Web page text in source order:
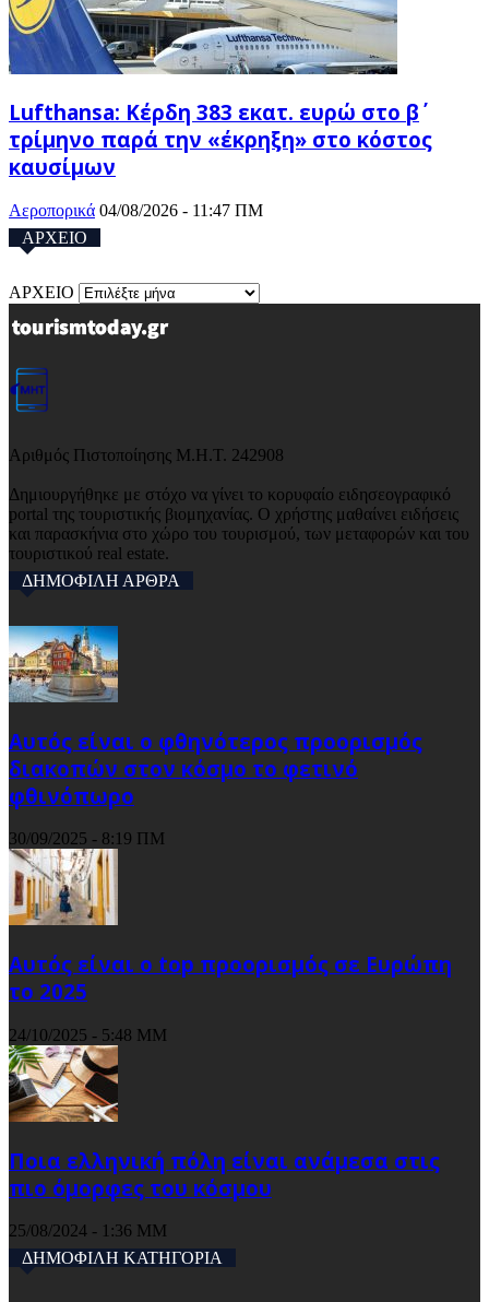
Lufthansa: Κέρδη 383 εκατ. ευρώ στο β΄
τρίμηνο παρά την «έκρηξη» στο κόστος
καυσίμων
Αεροπορικά 04/08/2026 - 11:47 ΠΜ
ΑΡΧΕΙΟ
ΑΡΧΕΙΟ
Αριθμός Πιστοποίησης Μ.Η.Τ. 242908
Δημιουργήθηκε με στόχο να γίνει το κορυφαίο ειδησεογραφικό
portal της τουριστικής βιομηχανίας. Ο χρήστης μαθαίνει ειδήσεις
και παρασκήνια στο χώρο του τουρισμού, των μεταφορών και του
τουριστικού real estate.
ΔΗΜΟΦΙΛΗ ΑΡΘΡΑ
Αυτός είναι ο φθηνότερος προορισμός
διακοπών στον κόσμο το φετινό
φθινόπωρο
30/09/2025 - 8:19 ΠΜ
Αυτός είναι ο top προορισμός σε Ευρώπη
το 2025
24/10/2025 - 5:48 ΜΜ
Ποια ελληνική πόλη είναι ανάμεσα στις
πιο όμορφες του κόσμου
25/08/2024 - 1:36 ΜΜ
ΔΗΜΟΦΙΛΗ ΚΑΤΗΓΟΡΙΑ